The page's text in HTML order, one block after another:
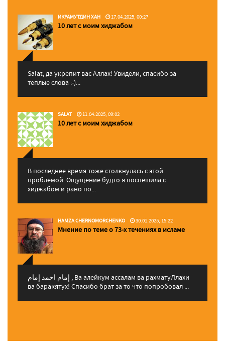
ИКРАМУТДИН ХАН 17.04.2025, 00:27
10 лет с моим хиджабом
Salat, да укрепит вас Аллаx! Увидели, спасибо за
теплые слова :-)...
SALAT 11.04.2025, 09:02
10 лет с моим хиджабом
В последнее время тоже столкнулась с этой
проблемой. Ощущение будто я поспешила с
хиджабом и рано по...
HAMZA CHERNOMORCHENKO 30.01.2025, 15:22
Мнение по теме о 73-х течениях в исламе
إمام احمد إمام , Ва алейкум ассалам ва рахматуЛлахи
ва баракятух! Спасибо брат за то что попробовал ...